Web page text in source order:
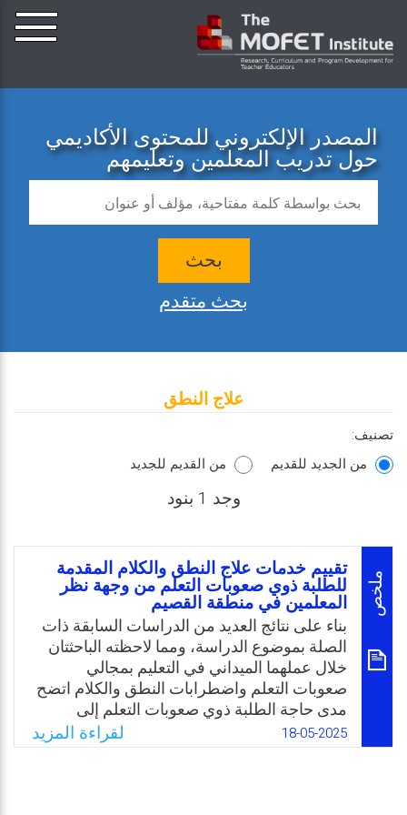
المصدر الإلكتروني للمحتوى الأكاديمي
حول تدريب المعلمين وتعليمهم
بحث
بحث متقدم
علاج النطق
تصنيف:
من الجديد للقديم
من القديم للجديد
وجد 1 بنود
ملخص
تقييم خدمات علاج النطق والكلام المقدمة
للطلبة ذوي صعوبات التعلم من وجهة نظر
المعلمين في منطقة القصيم
بناء على نتائج العديد من الدراسات السابقة ذات
الصلة بموضوع الدراسة، ومما لاحظته الباحثتان
خلال عملهما الميداني في التعليم بمجالي
صعوبات التعلم واضطرابات النطق والكلام اتضح
مدى حاجة الطلبة ذوي صعوبات التعلم إلى
التغلب على مشكلات التواصل لديهم، والتي قد
يترتب عليها تأثيرات سلبية من الناحية الاجتماعية
18-05-2025 لقراءة المزيد